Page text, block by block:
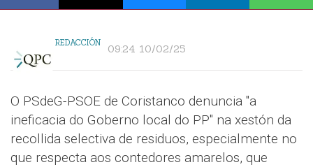
REDACCIÓN 09:24 10/02/25
O PSdeG-PSOE de Coristanco denuncia "a
ineficacia do Goberno local do PP" na xestón da
recollida selectiva de residuos, especialmente no
que respecta aos contedores amarelos, que